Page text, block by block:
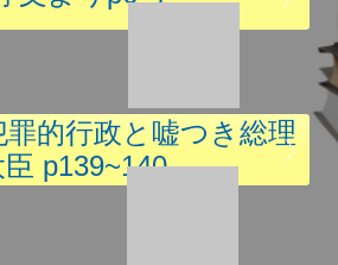
的行政と嘘つき総理
臣 p139~140
〉